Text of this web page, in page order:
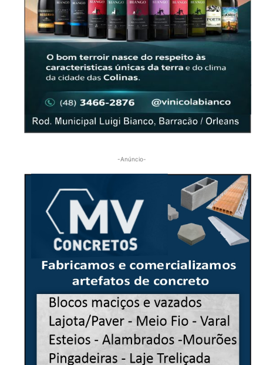
© Imprensa News Sul - Todos os Direitos
Reservados.